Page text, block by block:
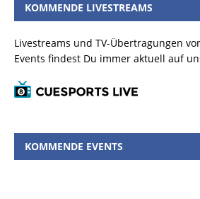
KOMMENDE LIVESTREAMS
Livestreams und TV-Übertragungen
Events findest Du immer aktuell auf
KOMMENDE EVENTS